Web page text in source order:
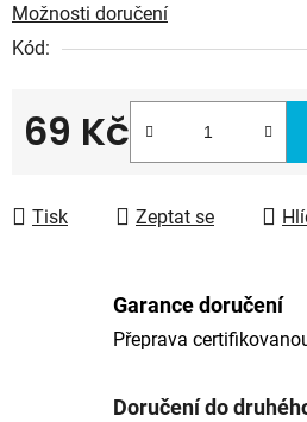
Možnosti doručení
Kód:
69 Kč
Tisk Zeptat se
Garance doručení
Přeprava
Doručení do